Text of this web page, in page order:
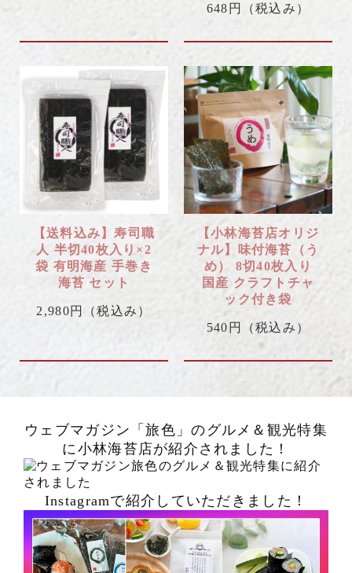
648円 （税込み）
【送料込み】寿司職
人 半切40枚入り×2
袋 有明海産 手巻き
海苔 セット
2,980円 （税込み）
【小林海苔店オリジ
ナル】味付海苔（う
め） 8切40枚入り
国産 クラフトチャ
ック付き袋
540円 （税込み）
ウェブマガジン「旅色 」のグルメ＆観光特集
に小林海苔店が紹介されました！
Instagramで紹介していただきました！